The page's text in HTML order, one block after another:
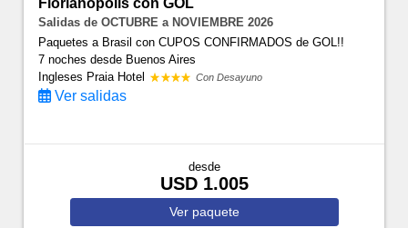
Salidas de OCTUBRE a NOVIEMBRE 2026
Paquetes a Brasil con CUPOS CONFIRMADOS de GOL!!
7 nochesdesde Buenos Aires
Ingleses Praia Hotel
Con Desayuno
Ver salidas
desde
USD 1.005
Ver paquete